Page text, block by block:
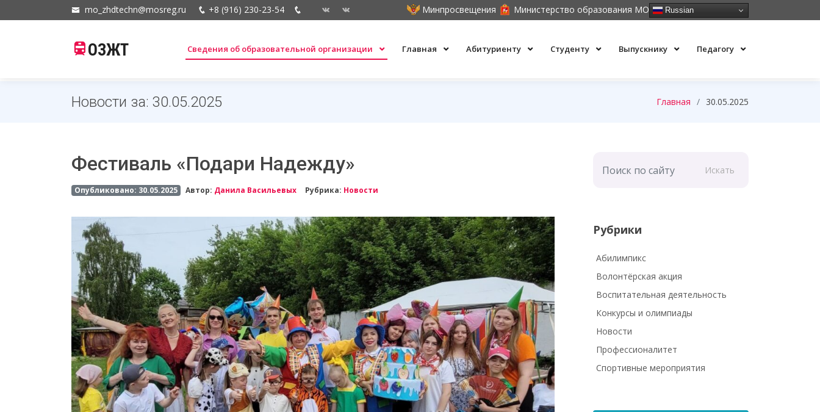
mo_zhdtechn@mosreg.ru +8 (916) 230-23-54 Минпросвещения Министерство образования МО Russian
ОЗЖТ Сведения об образовательной организации Главная Абитуриенту Студенту Выпускнику Педагогу
Новости за: 30.05.2025 Главная 30.05.2025
Фестиваль «Подари Надежду»
Опубликовано: 30.05.2025 Автор: Данила Васильевых Рубрика: Новости
Искать
Рубрики
Абилимпикс
Волонтёрская акция
Воспитательная деятельность
Конкурсы и олимпиады
Новости
Профессионалитет
Спортивные мероприятия